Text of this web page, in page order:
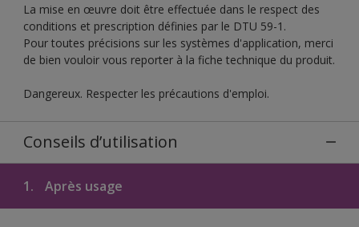
La mise en œuvre doit être effectuée dans le respect des
conditions et prescription définies par le DTU 59-1.
Pour toutes précisions sur les systèmes d'application, merci
de bien vouloir vous reporter à la fiche technique du produit.
Dangereux. Respecter les précautions d'emploi.
Conseils d’utilisation
1. Après usage